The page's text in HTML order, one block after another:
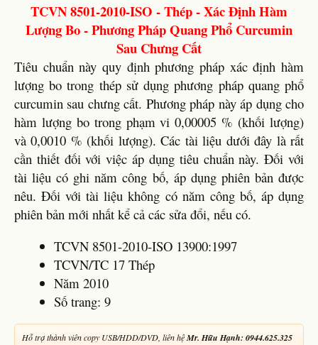
TCVN 8501-2010-ISO - Thép - Xác Định Hàm
Lượng Bo - Phương Pháp Quang Phổ Curcumin
Sau Chưng Cất
Tiêu chuẩn này quy định phương pháp xác định hàm
lượng bo trong thép sử dụng phương pháp quang phổ
curcumin sau chưng cất. Phương pháp này áp dụng cho
hàm lượng bo trong phạm vi 0,00005 % (khối lượng)
và 0,0010 % (khối lượng). Các tài liệu dưới đây là rất
cần thiết đối với việc áp dụng tiêu chuẩn này. Đối với
tài liệu có ghi năm công bố, áp dụng phiên bản được
nêu. Đối với tài liệu không có năm công bố, áp dụng
phiên bản mới nhất kể cả các sửa đổi, nếu có.
TCVN 8501-2010-ISO 13900:1997
TCVN/TC 17 Thép
Năm 2010
Số trang: 9
Hỗ trợ thành viên copy USB/HDD/DVD, liên hệMr. Hữu Hạnh: 0944.625.325